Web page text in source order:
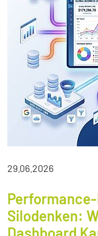
29.06.2026
Silodenken: